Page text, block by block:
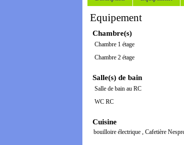
Equipement
Chambre(s)
Chambre 1 étage
Chambre 2 étage
Salle(s) de bain
Salle de bain au RC
WC RC
Cuisine
bouilloire électrique , Cafetière